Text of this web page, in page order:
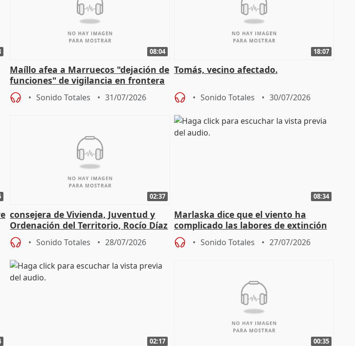
08:04
Maíllo afea a Marruecos "dejación de
funciones" de vigilancia en frontera
con Ceuta
Sonido Totales 31/07/2026
18:07
Tomás, vecino afectado.
Sonido Totales 30/07/2026
02:37
consejera de Vivienda, Juventud y
Ordenación del Territorio, Rocío Díaz
Sonido Totales 28/07/2026
08:34
Marlaska dice que el viento ha
complicado las labores de extinción
durante la madrugada
Sonido Totales 27/07/2026
02:17 00:35